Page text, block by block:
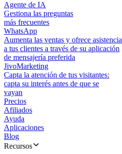
Agente de IA
Gestiona las preguntas
más frecuentes
WhatsApp
Aumenta las ventas y ofrece asistencia
a tus clientes a través de su aplicación
de mensajería preferida
JivoMarketing
Capta la atención de tus visitantes:
capta su interés antes de que se
vayan
Precios
Afiliados
Ayuda
Aplicaciones
Blog
Recursos